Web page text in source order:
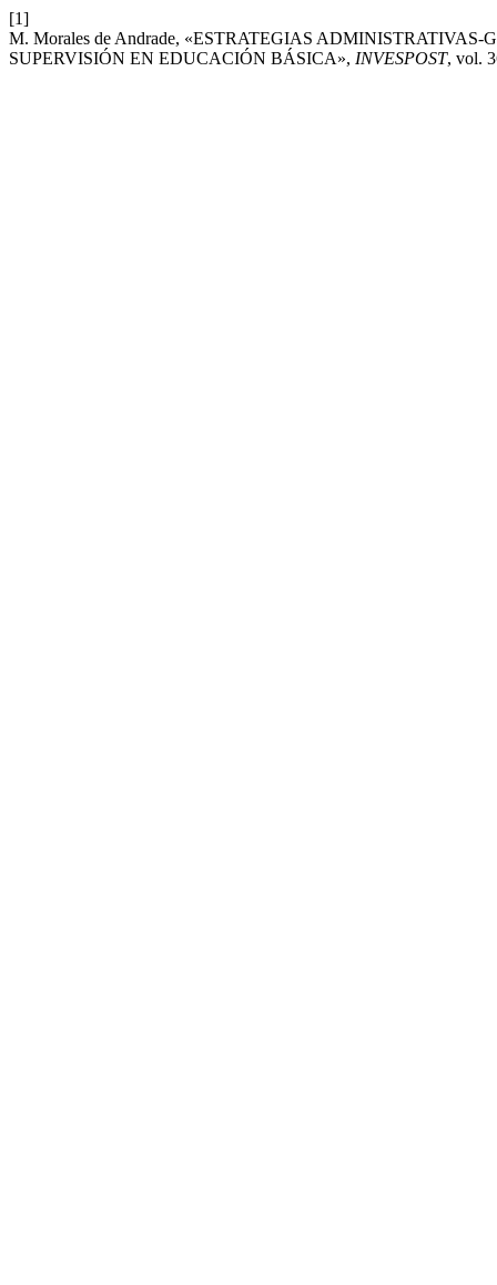
[1]
M. Morales de Andrade, «ESTRATEGIAS
SUPERVISIÓN EN EDUCACIÓN BÁSICA», INVESPOST, vol.